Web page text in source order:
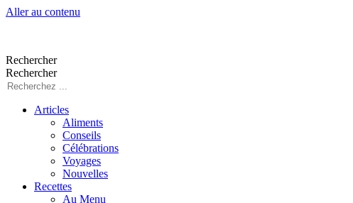
Aller au contenu
Rechercher
Rechercher
Articles
Aliments
Conseils
Célébrations
Voyages
Nouvelles
Recettes
Au Menu